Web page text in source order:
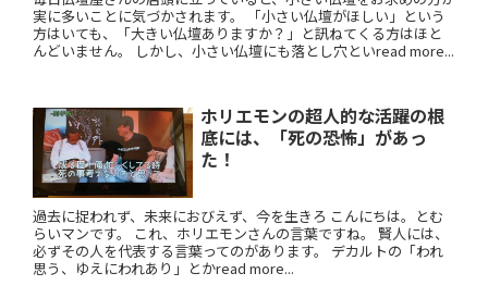
実に多いことに気づかされます。 「小さい仏壇がほしい」という
方はいても、「大きい仏壇ありますか？」と訊ねてくる方はほと
んどいません。 しかし、小さい仏壇にも落とし穴といread more...
ホリエモンの超人的な活躍の根
底には、「死の恐怖」があっ
た！
過去に捉われず、未来におびえず、今を生きろ こんにちは。とむ
らいマンです。 これ、ホリエモンさんの言葉ですね。 賢人には、
必ずその人を代表する言葉ってのがあります。 デカルトの「われ
思う、ゆえにわれあり」とかread more...